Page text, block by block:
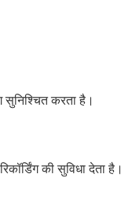
करता है।
की सुविधा देता है।